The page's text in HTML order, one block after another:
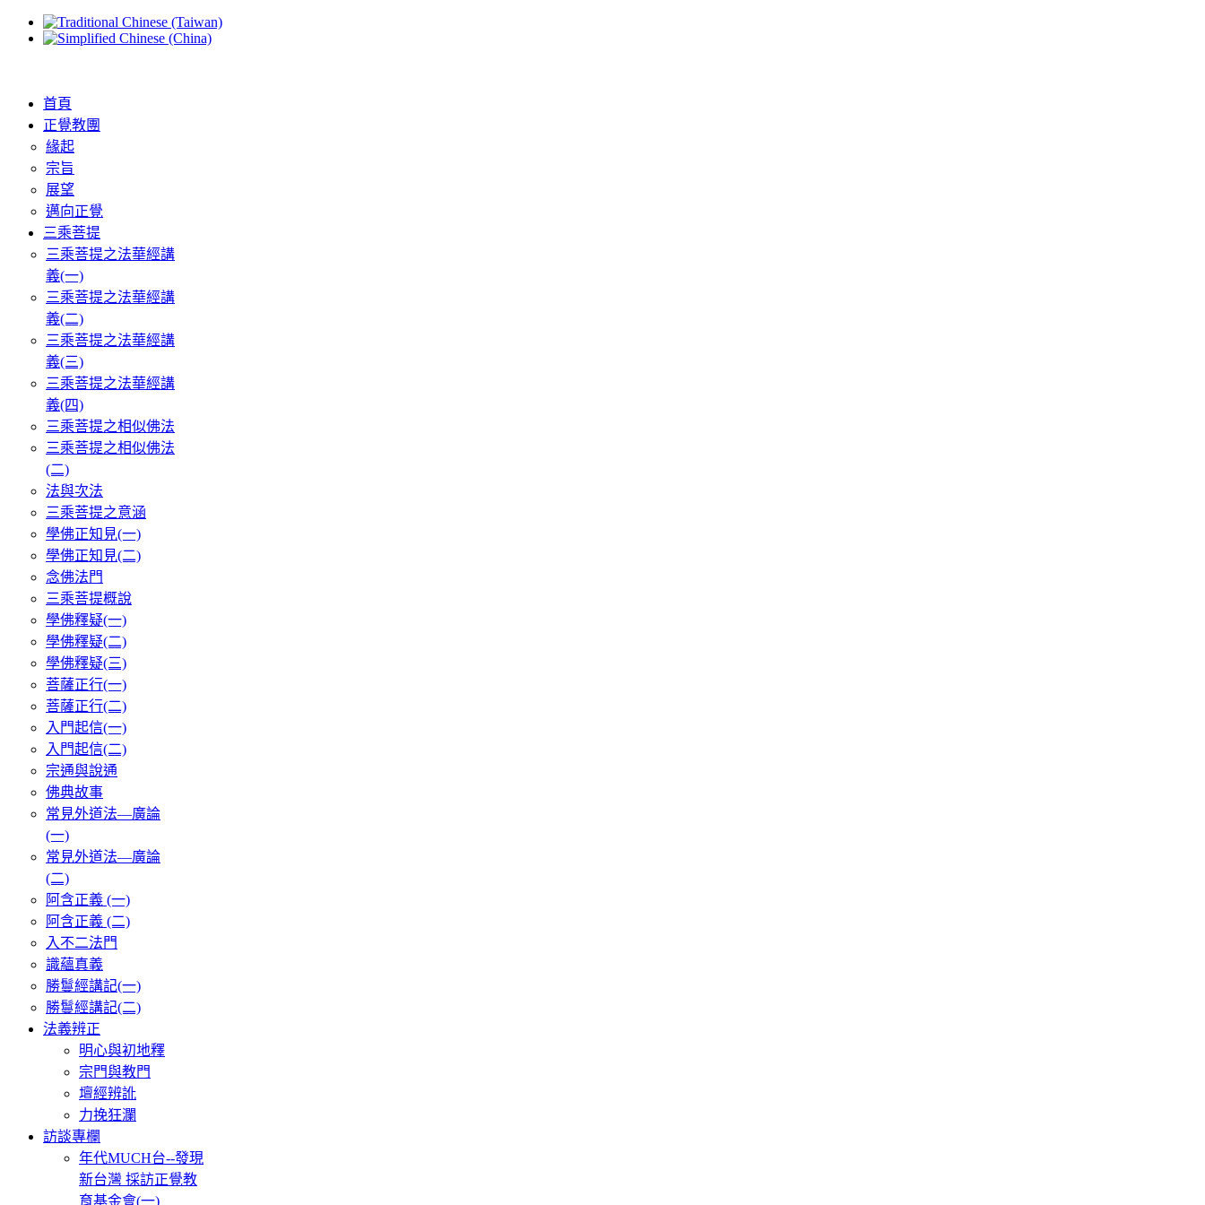
首頁
正覺教團
緣起
宗旨
展望
邁向正覺
三乘菩提
三乘菩提之法華經講
義(一)
三乘菩提之法華經講
義(二)
三乘菩提之法華經講
義(三)
三乘菩提之法華經講
義(四)
三乘菩提之相似佛法
三乘菩提之相似佛法
(二)
法與次法
三乘菩提之意涵
學佛正知見(一)
學佛正知見(二)
念佛法門
三乘菩提概說
學佛釋疑(一)
學佛釋疑(二)
學佛釋疑(三)
菩薩正行(一)
菩薩正行(二)
入門起信(一)
入門起信(二)
宗通與說通
佛典故事
常見外道法—廣論
(一)
常見外道法—廣論
(二)
阿含正義 (一)
阿含正義 (二)
入不二法門
識蘊真義
勝鬘經講記(一)
勝鬘經講記(二)
法義辨正
明心與初地釋
宗門與教門
壇經辨訛
力挽狂瀾
訪談專欄
年代MUCH台--發現
新台灣 採訪正覺教
育基金會(一)